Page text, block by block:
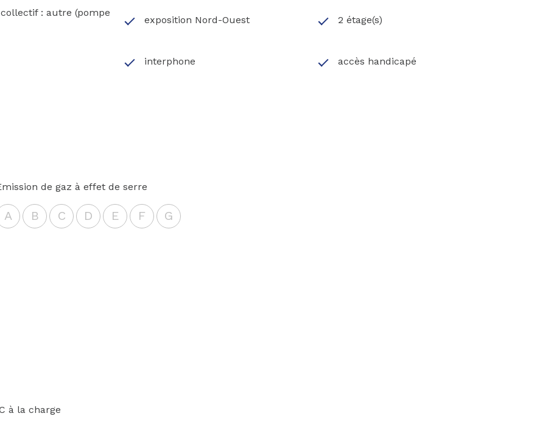
: autre (pompe
exposition Nord-Ouest 2 étage(s)
interphone accès handicapé
de gaz à effet de serre
A B C D E F G
à la charge